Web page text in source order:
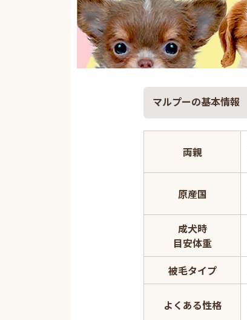
マルプーの基本情報
両親
原産国
成犬時
目安体重
被毛タイプ
よくある性格